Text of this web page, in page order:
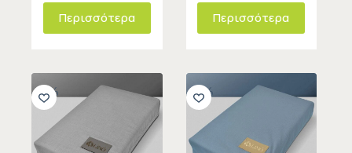
Περισσότερα Περισσότερα
-10% -10%